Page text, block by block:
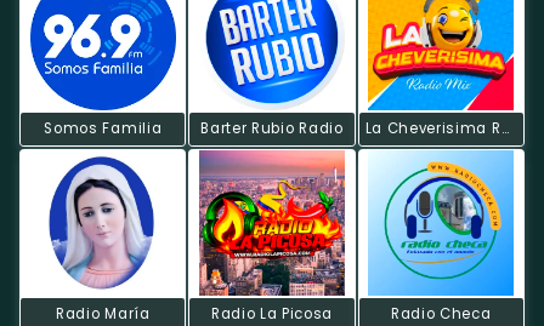
Somos Familia Barter Rubio Radio La Cheverisima Radio Mix.
Radio María Radio La Picosa Radio Checa